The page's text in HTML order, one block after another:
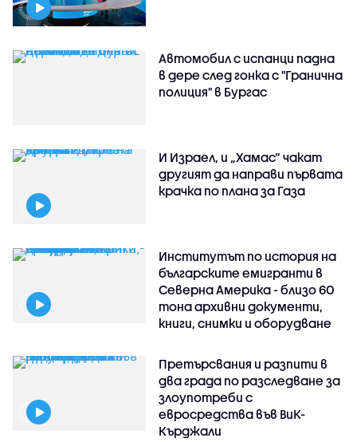
Автомобил с испанци падна
в дере след гонка с "Гранична
полиция" в Бургас
И Израел, и „Хамас“ чакат
другият да направи първата
крачка по плана за Газа
Институтът по история на
българските емигранти в
Северна Америка - близо 60
тона архивни документи,
книги, снимки и оборудване
Претърсвания и разпити в
два града по разследване за
злоупотреби с
евросредства във ВиК-
Кърджали